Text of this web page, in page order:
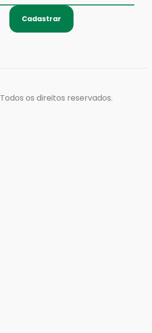
Cadastrar
Todos os direitos reservados.